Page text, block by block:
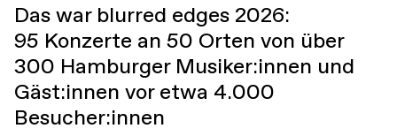
Das war blurred edges 2026:
95 Konzerte an 50 Orten von über
300 Hamburger Musiker:innen und
Gäst:innen vor etwa 4.000
Besucher:innen